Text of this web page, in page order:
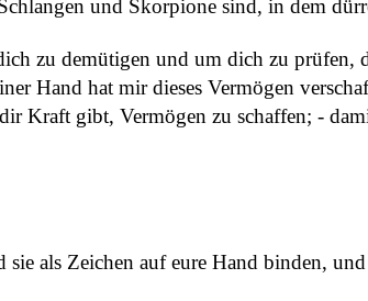
und Skorpione sind, in dem
zu demütigen und um dich zu prüfen,
Hand hat mir dieses Vermögen
Kraft gibt, Vermögen zu schaffen; -
als Zeichen auf eure Hand binden,